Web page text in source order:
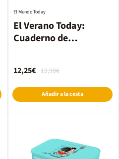
El Verano Today:
Cuaderno de
El Mundo Today
12,90€
12,25€
Añadir a la cesta